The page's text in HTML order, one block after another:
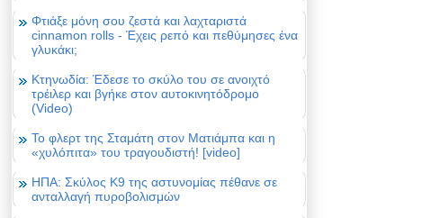
Φτιάξε μόνη σου ζεστά και λαχταριστά
cinnamon rolls - Έχεις ρεπό και πεθύμησες ένα
γλυκάκι;
Κτηνωδία: Έδεσε το σκύλο του σε ανοιχτό
τρέιλερ και βγήκε στον αυτοκινητόδρομο
(Video)
Το φλερτ της Σταμάτη στον Ματιάμπα και η
«χυλόπιτα» του τραγουδιστή! [video]
ΗΠΑ: Σκύλος Κ9 της αστυνομίας πέθανε σε
ανταλλαγή πυροβολισμών